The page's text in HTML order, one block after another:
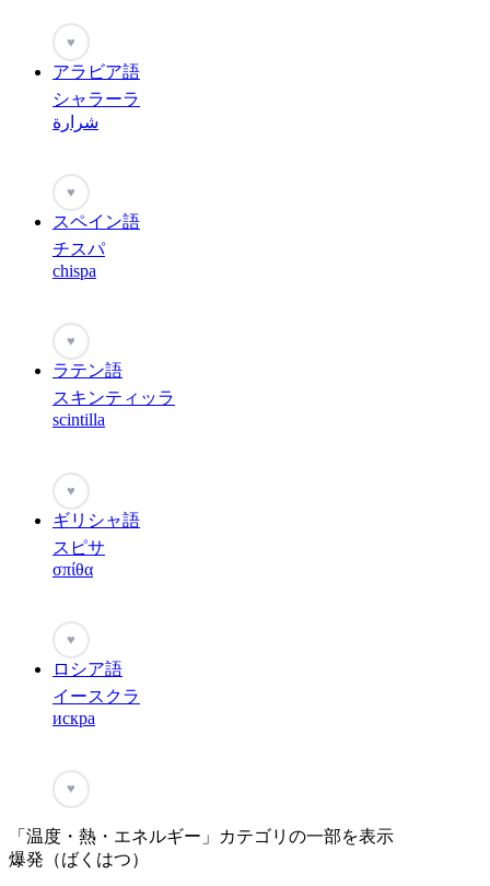
♥
アラビア語
シャラーラ
شرارة
♥
スペイン語
チスパ
chispa
♥
ラテン語
スキンティッラ
scintilla
♥
ギリシャ語
スピサ
σπίθα
♥
ロシア語
イースクラ
искра
♥
「温度・熱・エネルギー」カテゴリの一部を表示
爆発（ばくはつ）